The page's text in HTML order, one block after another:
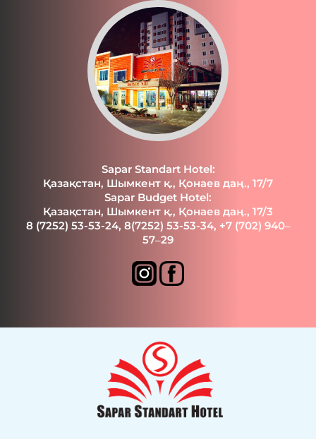
Sapar Standart Hotel:
Қазақстан, Шымкент қ., Қонаев даң., 17/7
Sapar Budget Hotel:
Қазақстан, Шымкент қ., Қонаев даң., 17/3
8 (7252) 53-53-24, 8(7252) 53-53-34, +7 (702) 940‒
57‒29